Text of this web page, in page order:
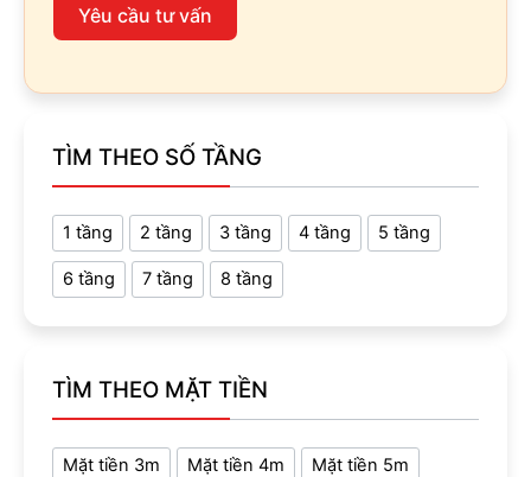
Yêu cầu tư vấn
TÌM THEO SỐ TẦNG
1 tầng 2 tầng 3 tầng 4 tầng 5 tầng
6 tầng 7 tầng 8 tầng
TÌM THEO MẶT TIỀN
Mặt tiền 3m Mặt tiền 4m Mặt tiền 5m